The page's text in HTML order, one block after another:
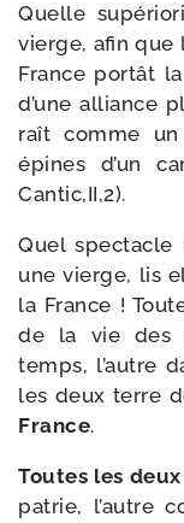
Quelle
vierge, afin que
France por­tât
d’une alliance
raît comme
épines d’un
Cantic,II,2).
Quel
une vierge, lis
la France !
de la vie des
temps, l’autre
les deux terre
France.
Toutes les
patrie, l’autre